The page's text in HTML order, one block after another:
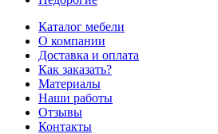
Каталог мебели
О компании
Доставка и оплата
Как заказать?
Материалы
Наши работы
Отзывы
Контакты